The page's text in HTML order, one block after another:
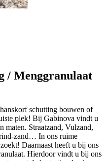
/ Menggranulaat
schutting bouwen of
plek! Bij Gabinova vindt u
maten. Straatzand, Vulzand,
zand… In ons ruime
Daarnaast heeft u bij ons
Hierdoor vindt u bij ons